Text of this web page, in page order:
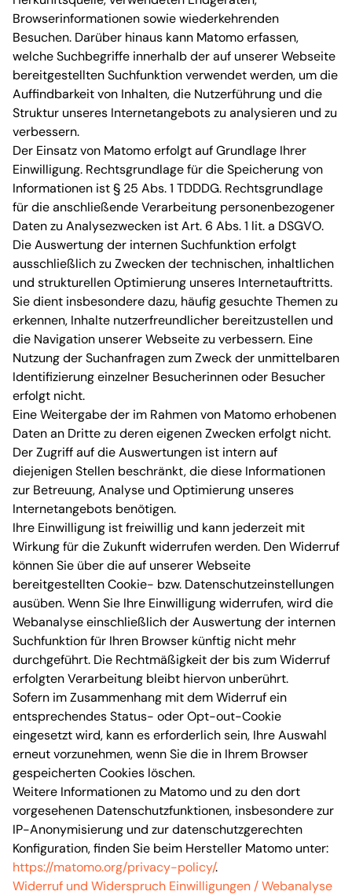
Browserinformationen sowie wiederkehrenden
Besuchen. Darüber hinaus kann Matomo erfassen,
welche Suchbegriffe innerhalb der auf unserer Webseite
bereitgestellten Suchfunktion verwendet werden, um die
Auffindbarkeit von Inhalten, die Nutzerführung und die
Struktur unseres Internetangebots zu analysieren und zu
verbessern.
Der Einsatz von Matomo erfolgt auf Grundlage Ihrer
Einwilligung. Rechtsgrundlage für die Speicherung von
Informationen ist § 25 Abs. 1 TDDDG. Rechtsgrundlage
für die anschließende Verarbeitung personenbezogener
Daten zu Analysezwecken ist Art. 6 Abs. 1 lit. a DSGVO.
Die Auswertung der internen Suchfunktion erfolgt
ausschließlich zu Zwecken der technischen, inhaltlichen
und strukturellen Optimierung unseres Internetauftritts.
Sie dient insbesondere dazu, häufig gesuchte Themen zu
erkennen, Inhalte nutzerfreundlicher bereitzustellen und
die Navigation unserer Webseite zu verbessern. Eine
Nutzung der Suchanfragen zum Zweck der unmittelbaren
Identifizierung einzelner Besucherinnen oder Besucher
erfolgt nicht.
Eine Weitergabe der im Rahmen von Matomo erhobenen
Daten an Dritte zu deren eigenen Zwecken erfolgt nicht.
Der Zugriff auf die Auswertungen ist intern auf
diejenigen Stellen beschränkt, die diese Informationen
zur Betreuung, Analyse und Optimierung unseres
Internetangebots benötigen.
Ihre Einwilligung ist freiwillig und kann jederzeit mit
Wirkung für die Zukunft widerrufen werden. Den Widerruf
können Sie über die auf unserer Webseite
bereitgestellten Cookie- bzw. Datenschutzeinstellungen
ausüben. Wenn Sie Ihre Einwilligung widerrufen, wird die
Webanalyse einschließlich der Auswertung der internen
Suchfunktion für Ihren Browser künftig nicht mehr
durchgeführt. Die Rechtmäßigkeit der bis zum Widerruf
erfolgten Verarbeitung bleibt hiervon unberührt.
Sofern im Zusammenhang mit dem Widerruf ein
entsprechendes Status- oder Opt-out-Cookie
eingesetzt wird, kann es erforderlich sein, Ihre Auswahl
erneut vorzunehmen, wenn Sie die in Ihrem Browser
gespeicherten Cookies löschen.
Weitere Informationen zu Matomo und zu den dort
vorgesehenen Datenschutzfunktionen, insbesondere zur
IP-Anonymisierung und zur datenschutzgerechten
Konfiguration, finden Sie beim Hersteller Matomo unter:
https://matomo.org/privacy-policy/.
Widerruf und Widerspruch Einwilligungen / Webanalyse